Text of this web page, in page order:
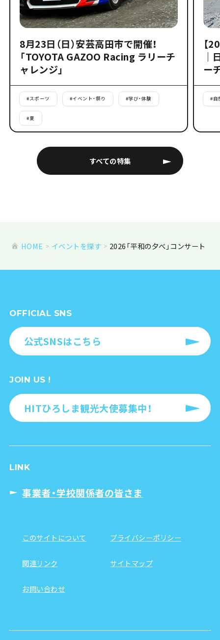
すべての特集
8月23日（日）安芸高田市で開催！
「TOYOTA GAZOO Racing ラリーチ
ャレンジ」
#スポーツ #イベント・祭り #学び・体験
#夏
【
｜
ー
#自
HOME イベントを探す 2026「平和の夕べ」コンサート
OFFICIAL SNS
公式SNSはこちら
JOIN US !
HITひろしま観光大使募集中！
LINK
事業者・学校関係者の皆さま
このサイトについて プライバシーポリシー
関連リンク サイトマップ
お問い合わせ